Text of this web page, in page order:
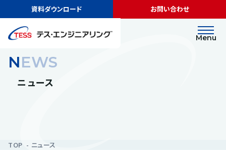
資料ダウンロード お問い合わせ
Menu
NEWS
ニュース
TOP ニュース